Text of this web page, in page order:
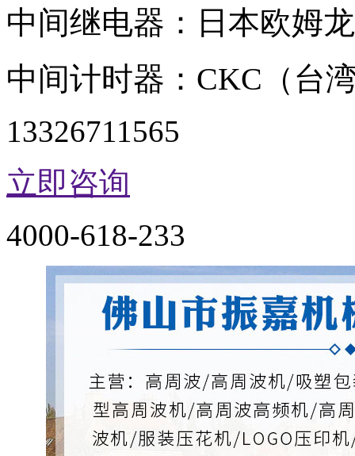
中间继电器：日本欧姆龙
中间计时器：CKC（台
13326711565
立即咨询
4000-618-233